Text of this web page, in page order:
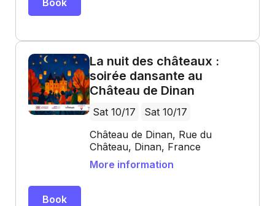
Book
La nuit des châteaux :
soirée dansante au
Château de Dinan
Sat 10/17
Sat 10/17
Château de Dinan, Rue du
Château, Dinan, France
More information
Book